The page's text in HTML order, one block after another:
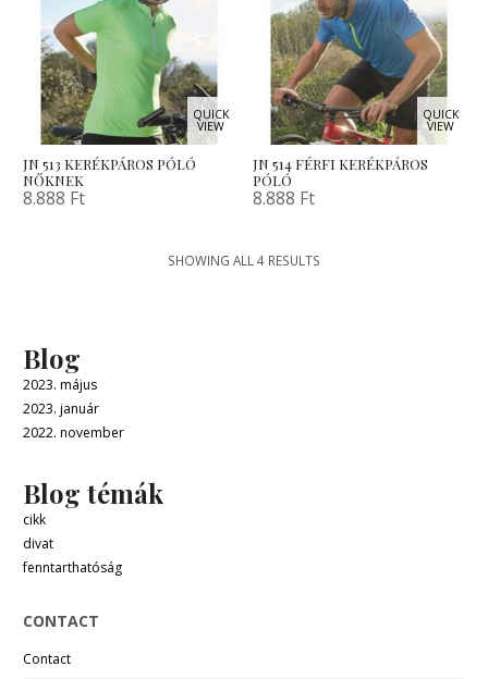
QUICK
VIEW
JN 513 KERÉKPÁROS PÓLÓ
NŐKNEK
8.888 Ft
QUICK
VIEW
JN 514 FÉRFI KERÉKPÁROS
PÓLÓ
8.888 Ft
SHOWING ALL 4 RESULTS
Blog
2023. május
2023. január
2022. november
Blog témák
cikk
divat
fenntarthatóság
CONTACT
Contact